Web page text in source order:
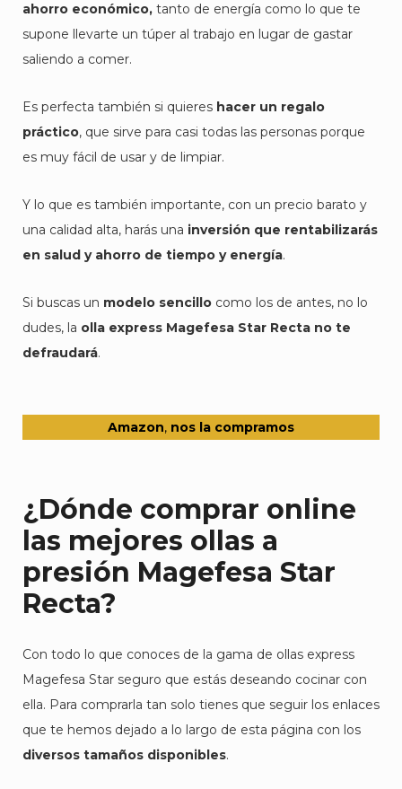
ahorro económico, tanto de energía como lo que te
supone llevarte un túper al trabajo en lugar de gastar
saliendo a comer.
Es perfecta también si quieres hacer un regalo
práctico, que sirve para casi todas las personas porque
es muy fácil de usar y de limpiar.
Y lo que es también importante, con un precio barato y
una calidad alta, harás una inversión que rentabilizarás
en salud y ahorro de tiempo y energía.
Si buscas un modelo sencillo como los de antes, no lo
dudes, la olla express Magefesa Star Recta no te
defraudará.
Amazon, nos la compramos
¿Dónde comprar online
las mejores ollas a
presión Magefesa Star
Recta?
Con todo lo que conoces de la gama de ollas express
Magefesa Star seguro que estás deseando cocinar con
ella. Para comprarla tan solo tienes que seguir los enlaces
que te hemos dejado a lo largo de esta página con los
diversos tamaños disponibles.